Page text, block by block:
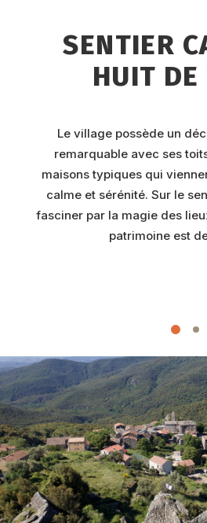
SENTIER
HUIT DE
Le village possède un
remarquable avec ses
maisons typiques qui
calme et sérénité. Sur le
fasciner par la magie des
patrimoine est